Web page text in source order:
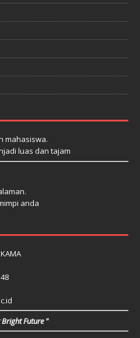
mahasiswa.
luas dan tajam
anda
Future "